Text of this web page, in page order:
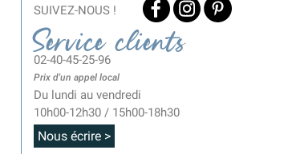
SUIVEZ-NOUS !
Service clients
02-40-45-25-96
Prix d'un appel local
Du lundi au vendredi
10h00-12h30 / 15h00-18h30
Nous écrire >